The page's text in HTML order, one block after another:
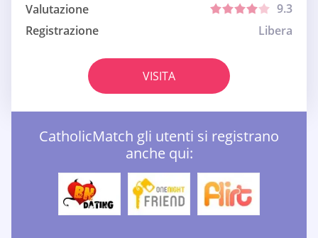
Valutazione
9.3
Registrazione
Libera
VISITA
CatholicMatch gli utenti si registrano
anche qui: